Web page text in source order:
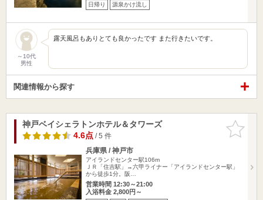
日帰り 源泉かけ流し
～10代
男性
露天風呂もありとても良かったです また行きたいです。
関連情報から探す
お気に入
りに追加
神戸ベイシェラトンホテル＆タワーズ
4.6点/ 5 件
兵庫県 / 神戸市
アイランドセンター駅106m
ＪＲ「住吉駅」→六甲ライナー「アイランドセンター駅」
から徒歩1分。阪…
営業時間 12:30～21:00
入浴料金 2,800円～